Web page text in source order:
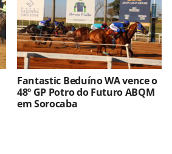
Fantastic Beduíno WA vence o
48º GP Potro do Futuro ABQM
em Sorocaba